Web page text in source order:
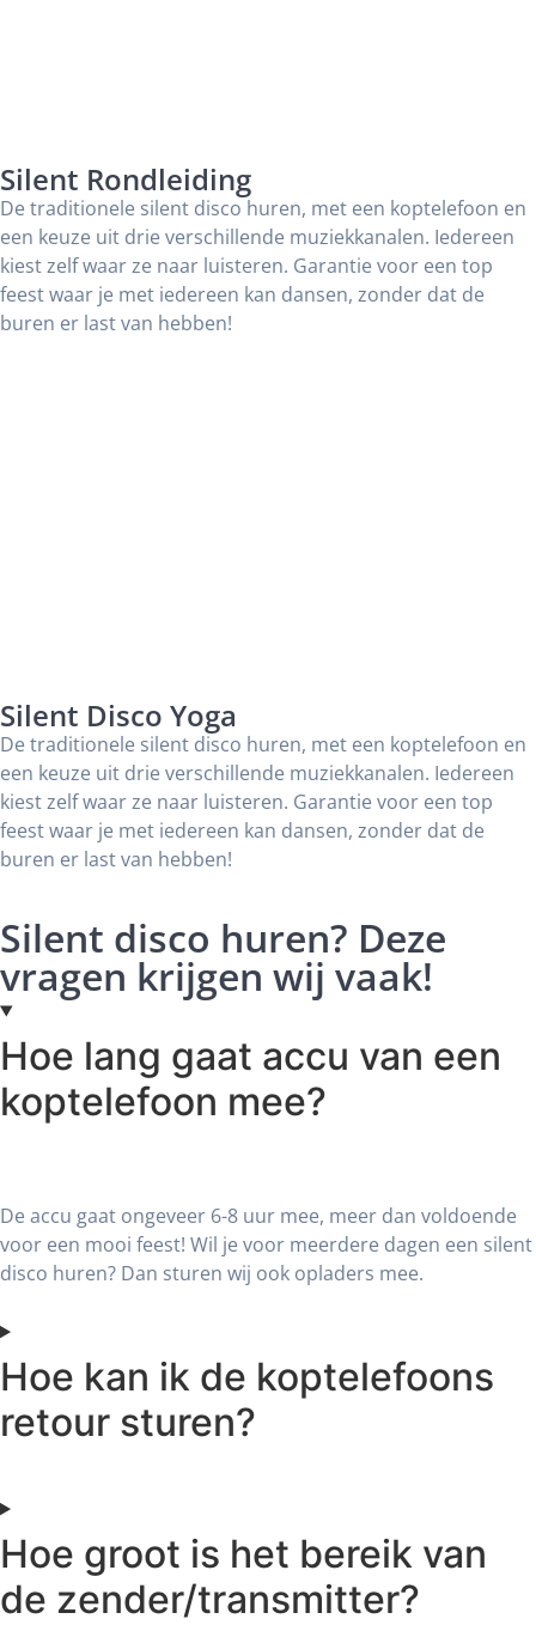
Silent Rondleiding
De traditionele silent disco huren, met een koptelefoon en
een keuze uit drie verschillende muziekkanalen. Iedereen
kiest zelf waar ze naar luisteren. Garantie voor een top
feest waar je met iedereen kan dansen, zonder dat de
buren er last van hebben!
Silent Disco Yoga
De traditionele silent disco huren, met een koptelefoon en
een keuze uit drie verschillende muziekkanalen. Iedereen
kiest zelf waar ze naar luisteren. Garantie voor een top
feest waar je met iedereen kan dansen, zonder dat de
buren er last van hebben!
Silent disco huren? Deze
vragen krijgen wij vaak!
Hoe lang gaat accu van een
koptelefoon mee?
De accu gaat ongeveer 6-8 uur mee, meer dan voldoende
voor een mooi feest! Wil je voor meerdere dagen een silent
disco huren? Dan sturen wij ook opladers mee.
Hoe kan ik de koptelefoons
retour sturen?
Hoe groot is het bereik van
de zender/transmitter?